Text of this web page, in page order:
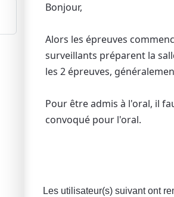
Bonjour,
Alors les épreuves
surveillants préparent la
les 2 épreuves,
Pour être admis à l'oral, il
convoqué pour l'oral.
Les utilisateur(s) suivant ont